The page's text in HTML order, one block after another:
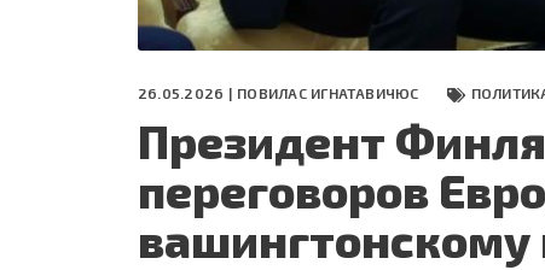
26.05.2026 | ПОВИЛАС ИГНАТАВИЧЮС
Президент
переговоров
вашингтонскому